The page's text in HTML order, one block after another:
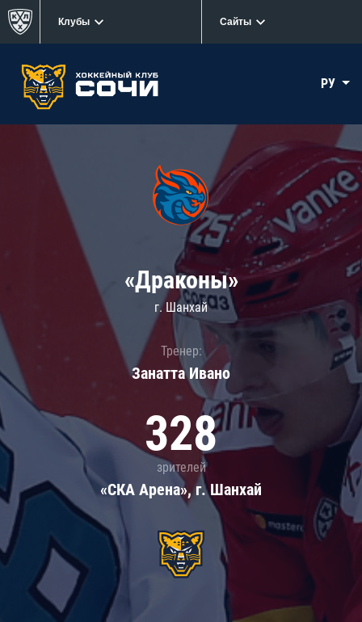
Клубы Сайты
РУ
«Драконы»
г. Шанхай
Тренер:
Занатта Иванo
328
зрителей
«СКА Арена», г. Шанхай